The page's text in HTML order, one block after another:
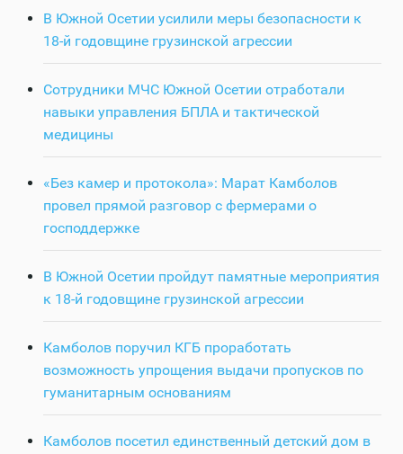
В Южной Осетии усилили меры безопасности к
18-й годовщине грузинской агрессии
Сотрудники МЧС Южной Осетии отработали
навыки управления БПЛА и тактической
медицины
«Без камер и протокола»: Марат Камболов
провел прямой разговор с фермерами о
господдержке
В Южной Осетии пройдут памятные мероприятия
к 18-й годовщине грузинской агрессии
Камболов поручил КГБ проработать
возможность упрощения выдачи пропусков по
гуманитарным основаниям
Камболов посетил единственный детский дом в